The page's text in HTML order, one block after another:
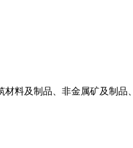
料及制品、非金属矿及制